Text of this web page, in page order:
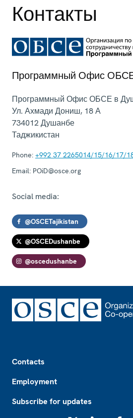
Контакты
Программный Офис
Программный Офис ОБСЕ в
Ул. Ахмади Дониш, 18 А
734012Душанбе
Таджикистан
Phone: +992 37 2265014/15/16/17/
Email: POiD@osce.org
Social media:
@OSCETajikistan
@OSCEDushanbe
@oscedushanbe
Contacts
Employment
Subscribe for updates